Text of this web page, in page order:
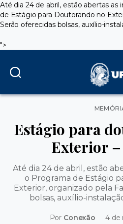
Até dia 24 de abril, estão abertas as
de Estágio para Doutorando no
Serão oferecidas bolsas, auxílio-
">
Estágio para
Exterior
Até dia 24 de abril, estão
o Programa de Estágio
Exterior, organizado pela
bolsas, auxílio-
Por Conexão 4 de